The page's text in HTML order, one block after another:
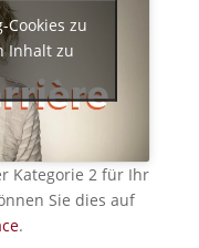
zu
Inhalt zu
Kategorie 2 für Ihr
Sie dies auf
.